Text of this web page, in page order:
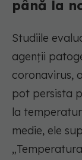
până la
Studiile
agenții
coronavirus,
pot persista
la
medie, ele